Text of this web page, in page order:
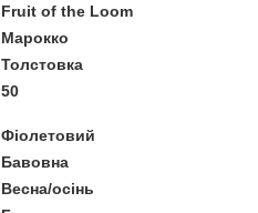
Fruit of the Loom
Марокко
Толстовка
50
Фіолетовий
Бавовна
Весна/осінь